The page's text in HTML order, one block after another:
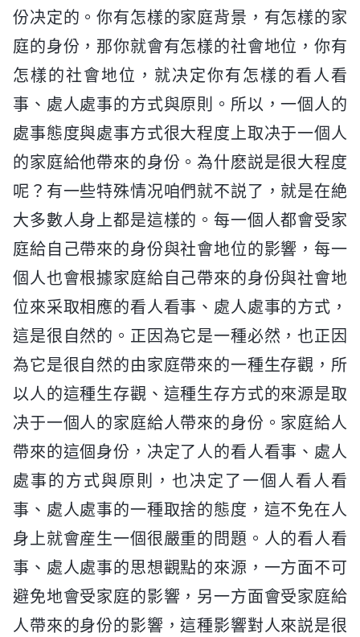
份决定的。你有怎樣的家庭背景，有怎樣的家
庭的身份，那你就會有怎樣的社會地位，你有
怎樣的社會地位，就决定你有怎樣的看人看
事、處人處事的方式與原則。所以，一個人的
處事態度與處事方式很大程度上取决于一個人
的家庭給他帶來的身份。為什麽説是很大程度
呢？有一些特殊情况咱們就不説了，就是在絶
大多數人身上都是這樣的。每一個人都會受家
庭給自己帶來的身份與社會地位的影響，每一
個人也會根據家庭給自己帶來的身份與社會地
位來采取相應的看人看事、處人處事的方式，
這是很自然的。正因為它是一種必然，也正因
為它是很自然的由家庭帶來的一種生存觀，所
以人的這種生存觀、這種生存方式的來源是取
决于一個人的家庭給人帶來的身份。家庭給人
帶來的這個身份，决定了人的看人看事、處人
處事的方式與原則，也决定了一個人看人看
事、處人處事的一種取捨的態度，這不免在人
身上就會産生一個很嚴重的問題。人的看人看
事、處人處事的思想觀點的來源，一方面不可
避免地會受家庭的影響，另一方面會受家庭給
人帶來的身份的影響，這種影響對人來説是很